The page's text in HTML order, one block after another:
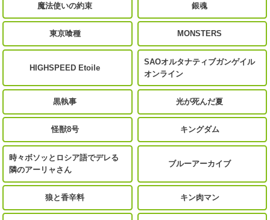
魔法使いの約束 銀魂
東京喰種 MONSTERS
HIGHSPEED Etoile
SAOオルタナティブガンゲイル
オンライン
黒執事 光が死んだ夏
怪獣8号 キングダム
時々ボソッとロシア語でデレる
隣のアーリャさん
ブルーアーカイブ
狼と香辛料 キン肉マン